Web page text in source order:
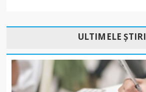
ULTIMELE ȘTIRI